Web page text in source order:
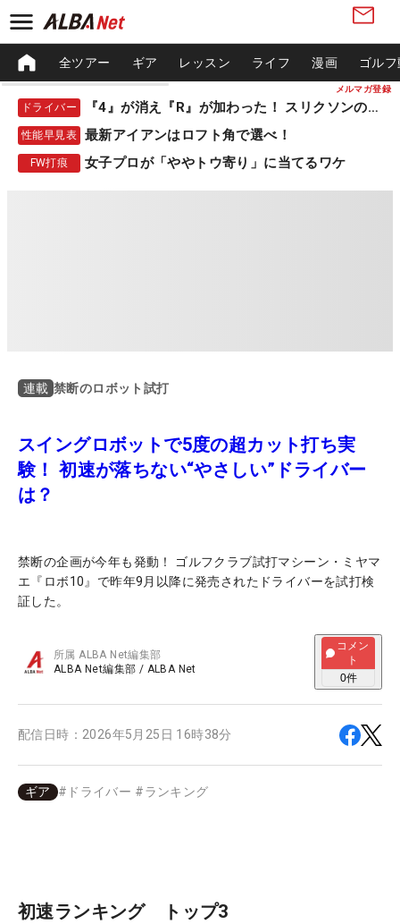
メルマガ登録
全ツアー ギア レッスン ライフ 漫画 ゴル
ドライバー 『4』が消え『R』が加わった！ スリクソンの新作
性能早見表 最新アイアンはロフト角で選べ！
FW打痕 女子プロが「ややトウ寄り」に当てるワケ
連載 禁断のロボット試打
スイングロボットで5度の超カット打ち実
験！ 初速が落ちない“やさしい”ドライバー
は？
禁断の企画が今年も発動！ ゴルフクラブ試打マシーン・ミヤマ
エ『ロボ10』で昨年9月以降に発売されたドライバーを試打検
証した。
所属ALBA Net編集部
ALBA Net編集部 / ALBA Net
コメン
ト
0件
配信日時： 2026年5月25日 16時38分
ギア # ドライバー #ランキング
初速ランキング トップ3